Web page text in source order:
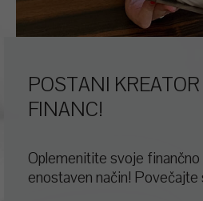
POSTANI
FINANC!
Oplemenitite svoje finančno
enostaven način!